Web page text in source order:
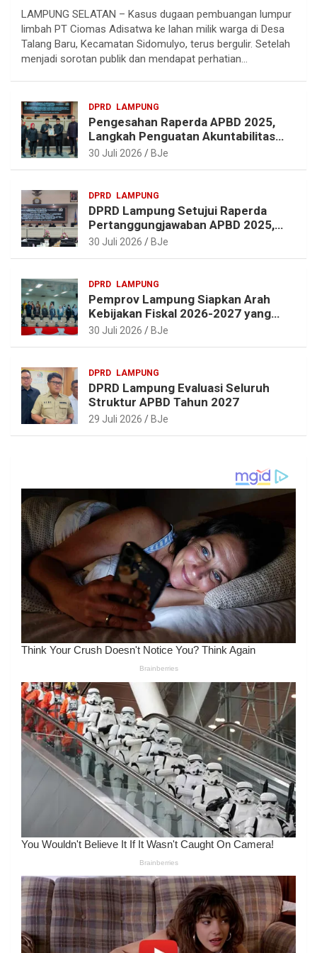
l
e
g
m
c
e
b
k
n
t
e
s
t
a
t
s
p
LAMPUNG SELATAN – Kasus dugaan pembuangan lumpur
limbah PT Ciomas Adisatwa ke lahan milik warga di Desa
Talang Baru, Kecamatan Sidomulyo, terus bergulir. Setelah
menjadi sorotan publik dan mendapat perhatian…
DPRD LAMPUNG
Pengesahan Raperda APBD 2025,
Langkah Penguatan Akuntabilitas
dan Pembangunan Lampung
30 Juli 2026 BJe
DPRD LAMPUNG
DPRD Lampung Setujui Raperda
Pertanggungjawaban APBD 2025,
Beri Sejumlah Rekomendasi
30 Juli 2026 BJe
DPRD LAMPUNG
Pemprov Lampung Siapkan Arah
Kebijakan Fiskal 2026-2027 yang
Realistis dan Berkelanjutan
30 Juli 2026 BJe
DPRD LAMPUNG
DPRD Lampung Evaluasi Seluruh
Struktur APBD Tahun 2027
29 Juli 2026 BJe